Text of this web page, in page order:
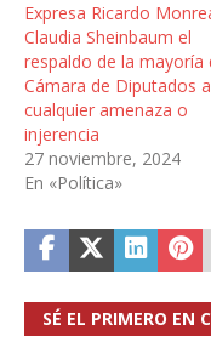
Expresa Ricardo
Claudia Sheinbaum el
respaldo de la mayoría
Cámara de Diputados
cualquier amenaza o
injerencia
27 noviembre, 2024
En «Política»
SÉ EL PRIMERO EN